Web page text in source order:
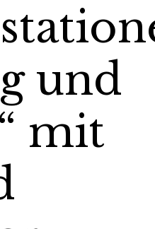
und
mit